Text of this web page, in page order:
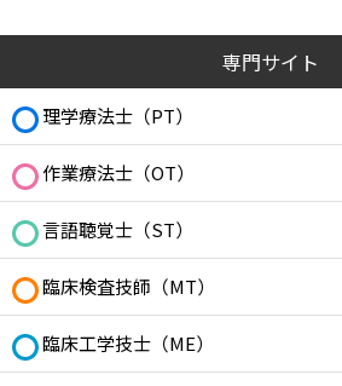
専門サイト
理学療法士（PT）
作業療法士（OT）
言語聴覚士（ST）
臨床検査技師（MT）
臨床工学技士（ME）